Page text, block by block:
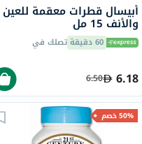
أبيسال قطرات معقمة للعين
والأنف 15 مل
60 دقيقة تصلك في
6.18
6.50
50% خصم